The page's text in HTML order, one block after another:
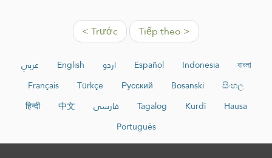
< Trước Tiếp theo >
عربي English اردو Español Indonesia
বাংলা
Français
Türkçe Русский Bosanski
සිංහල
हिन्दी
中文 فارسی Tagalog Kurdî
Hausa
Português